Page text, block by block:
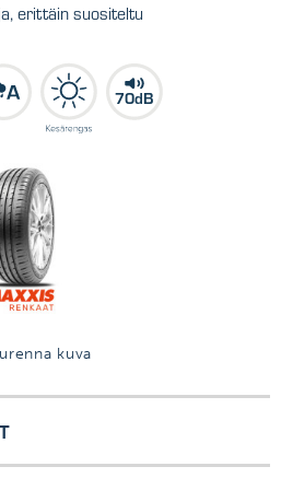
erittäin suositeltu
70dB
kuva